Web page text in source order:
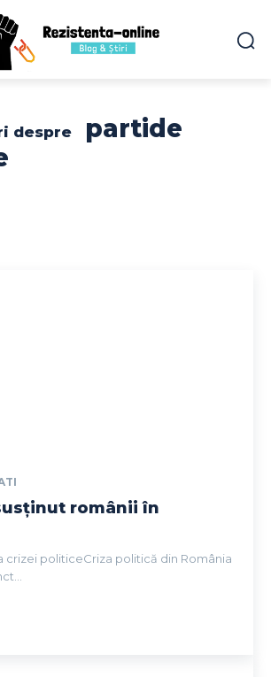
despre
partide
românii în
crizei politiceCriza politică din România